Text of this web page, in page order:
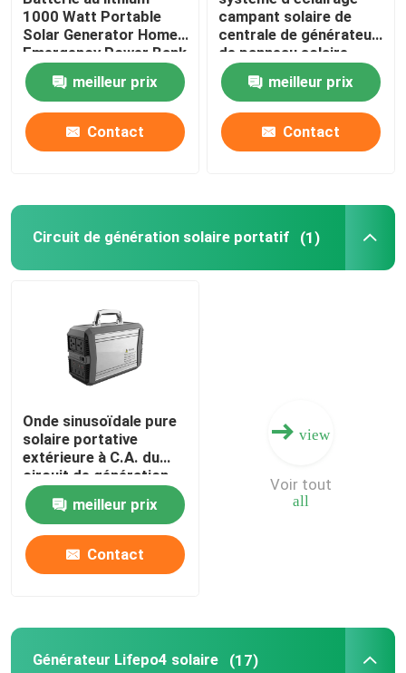
1000 Watt Portable
Solar Generator Home
Emergency Power Bank
meilleur prix
Contact
campant solaire de
centrale de générateur
de panneau solaire
d'OEM 500W 1000W
meilleur prix
Contact
Circuit de génération solaire portatif (1)
Onde sinusoïdale pure
solaire portative
extérieure à C.A. du
circuit de génération
du secours 300W
96000mAhmeilleur prix
Contact
view
all
Voir tout
Générateur Lifepo4 solaire (17)